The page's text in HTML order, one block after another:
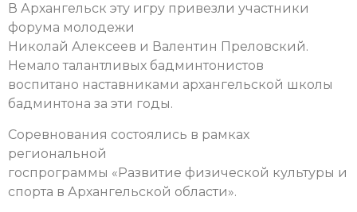
В Архангельск эту игру привезли участники
форума молодежи
Николай Алексеев и Валентин Преловский.
Немало талантливых бадминтонистов
воспитано наставниками архангельской школы
бадминтона за эти годы.
Соревнования состоялись в рамках
региональной
госпрограммы «Развитие физической культуры и
спорта в Архангельской области».